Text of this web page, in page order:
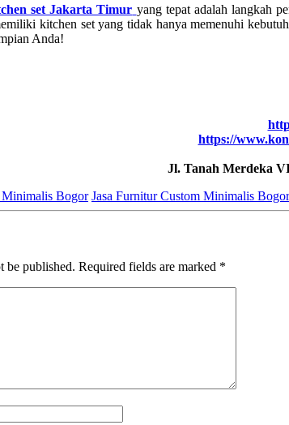
set Jakarta Timur yang tepat adalah langkah
kitchen set yang tidak hanya memenuhi
Anda!
https://
Jl. Tanah Merdeka
Minimalis Bogor Jasa Furnitur Custom Minimalis
be published. Required fields are marked *